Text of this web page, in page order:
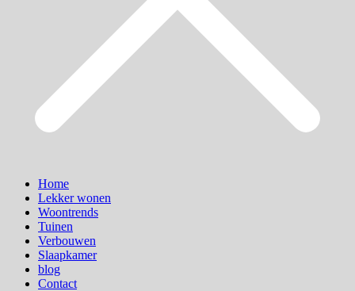
Home
Lekker wonen
Woontrends
Tuinen
Verbouwen
Slaapkamer
blog
Contact